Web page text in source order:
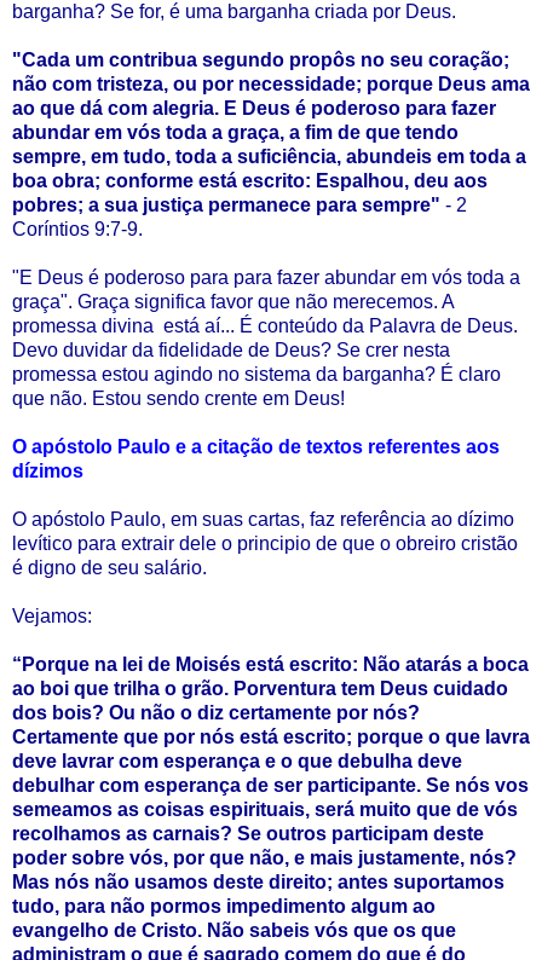
barganha? Se for, é uma barganha criada por Deus.
"Cada um contribua segundo propôs no seu coração;
não com tristeza, ou por necessidade; porque Deus ama
ao que dá com alegria. E Deus é poderoso para fazer
abundar em vós toda a graça, a fim de que tendo
sempre, em tudo, toda a suficiência, abundeis em toda a
boa obra; conforme está escrito: Espalhou, deu aos
pobres; a sua justiça permanece para sempre" - 2
Coríntios 9:7-9.
"E Deus é poderoso para para fazer abundar em vós toda a
graça". Graça significa favor que não merecemos. A
promessa divina está aí... É conteúdo da Palavra de Deus.
Devo duvidar da fidelidade de Deus? Se crer nesta
promessa estou agindo no sistema da barganha? É claro
que não. Estou sendo crente em Deus!
O apóstolo Paulo e a citação de textos referentes aos
dízimos
O apóstolo Paulo, em suas cartas, faz referência ao dízimo
levítico para extrair dele o principio de que o obreiro cristão
é digno de seu salário.
Vejamos:
“Porque na lei de Moisés está escrito: Não atarás a boca
ao boi que trilha o grão. Porventura tem Deus cuidado
dos bois? Ou não o diz certamente por nós?
Certamente que por nós está escrito; porque o que lavra
deve lavrar com esperança e o que debulha deve
debulhar com esperança de ser participante. Se nós vos
semeamos as coisas espirituais, será muito que de vós
recolhamos as carnais? Se outros participam deste
poder sobre vós, por que não, e mais justamente, nós?
Mas nós não usamos deste direito; antes suportamos
tudo, para não pormos impedimento algum ao
evangelho de Cristo. Não sabeis vós que os que
administram o que é sagrado comem do que é do